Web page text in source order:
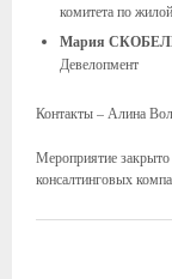
комитета по
Мария
Девелопмент
Контакты – Алина
Мероприятие
консалтинговых